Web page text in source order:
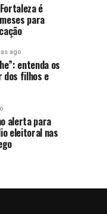
é
para
ago
entenda os
dos filhos e
alerta para
eleitoral nas